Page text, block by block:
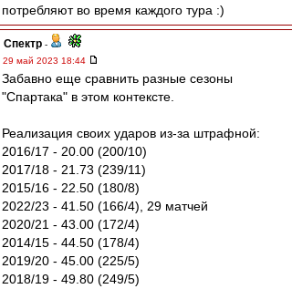
потребляют во время каждого тура :)
Спектр -
29 май 2023 18:44
Забавно еще сравнить разные сезоны
"Спартака" в этом контексте.
Реализация своих ударов из-за штрафной:
2016/17 - 20.00 (200/10)
2017/18 - 21.73 (239/11)
2015/16 - 22.50 (180/8)
2022/23 - 41.50 (166/4), 29 матчей
2020/21 - 43.00 (172/4)
2014/15 - 44.50 (178/4)
2019/20 - 45.00 (225/5)
2018/19 - 49.80 (249/5)